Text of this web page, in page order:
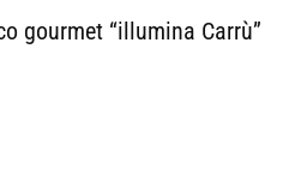
gourmet “illumina Carrù”